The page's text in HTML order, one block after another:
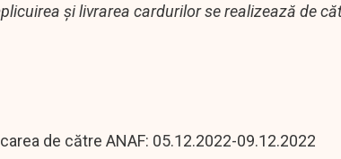
și livrarea cardurilor se realizează de
de către ANAF: 05.12.2022-09.12.2022